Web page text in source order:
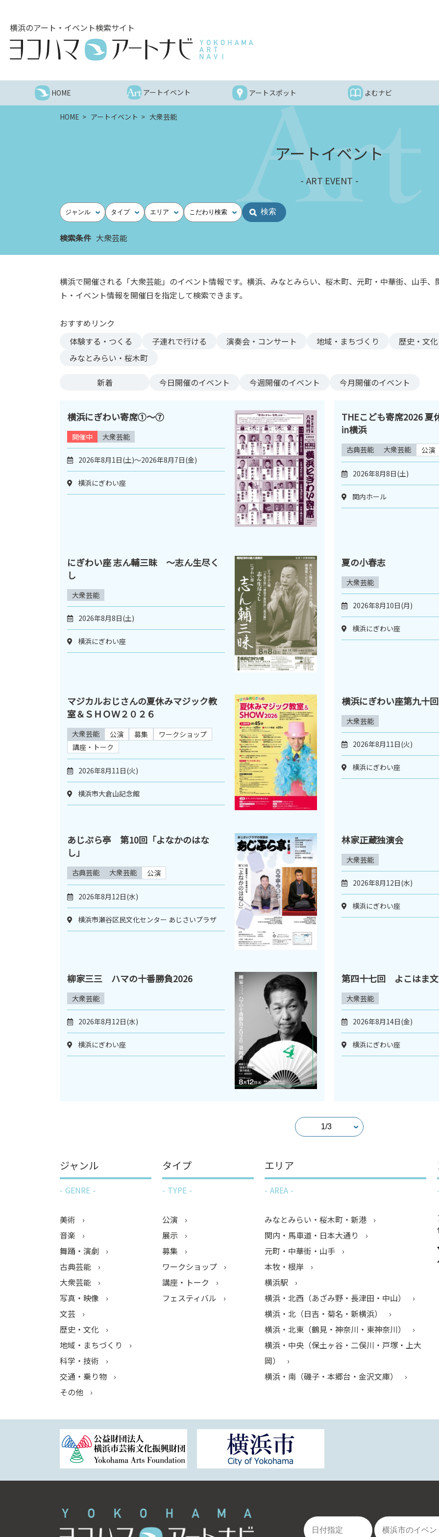
へ
横浜のアート・イベント検索サイト
HOME アートイベント アートスポット よむナビ
HOME アートイベント 大衆芸能
アートイベント
ART EVENT
ジャンル タイプ エリア こだわり検索
検索条件 大衆芸能
横浜で開催される「大衆芸能」のイベント情報です。横浜、みなとみらい、桜木町、元町・中華街、山手
ト・イベント情報を開催日を指定して検索できます。
おすすめリンク
体験する・つくる
子連れで行ける 演奏会・コンサート 地域・まちづくり
歴史・文化
みなとみらい・桜木町
新着 今日開催のイベント 今週開催のイベント 今月開催のイベント
横浜にぎわい寄席①～⑦
開催中 大衆芸能
2026年8月1日(土)～2026年8月7日(金)
横浜にぎわい座
THEこども寄席2026 夏
in横浜
古典芸能 大衆芸能 公演
2026年8月8日(土)
関内ホール
にぎわい座 志ん輔三昧 ～志ん生尽く
し
大衆芸能
2026年8月8日(土)
横浜にぎわい座
夏の小春志
大衆芸能
2026年8月10日(月)
横浜にぎわい座
マジカルおじさんの夏休みマジック教
室＆ＳＨＯＷ２０２６
大衆芸能 公演 募集
ワークショップ
講座・トーク
2026年8月11日(火)
横浜市大倉山記念館
横浜にぎわい座第九十
大衆芸能
2026年8月11日(火)
横浜にぎわい座
あじぷら亭 第10回「よなかのはな
し」
古典芸能 大衆芸能 公演
2026年8月12日(水)
横浜市瀬谷区民文化センター あじさいプラザ
林家正蔵独演会
大衆芸能
2026年8月12日(水)
横浜にぎわい座
柳家三三 ハマの十番勝負2026
大衆芸能
2026年8月12日(水)
横浜にぎわい座
第四十七回 よこはま
大衆芸能
2026年8月14日(金)
横浜にぎわい座
ジャンル
GENRE
美術
音楽
舞踊・演劇
古典芸能
大衆芸能
写真・映像
文芸
歴史・文化
地域・まちづくり
科学・技術
交通・乗り物
その他
タイプ
TYPE
公演
展示
募集
ワークショップ
講座・トーク
フェスティバル
エリア
AREA
みなとみらい・桜木町・新港
関内・馬車道・日本大通り
元町・中華街・山手
本牧・根岸
横浜駅
横浜・北西（あざみ野・長津田・中山）
横浜・北（日吉・菊名・新横浜）
横浜・北東（鶴見・神奈川・東神奈川）
横浜・中央（保土ヶ谷・二俣川・戸塚・上大
岡）
横浜・南（磯子・本郷台・金沢文庫）